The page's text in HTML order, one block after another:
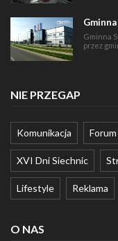
Gminna
przez
NIE PRZEGAP
Komunikacja Forum
XVI Dni Siechnic
Lifestyle Reklama
O NAS